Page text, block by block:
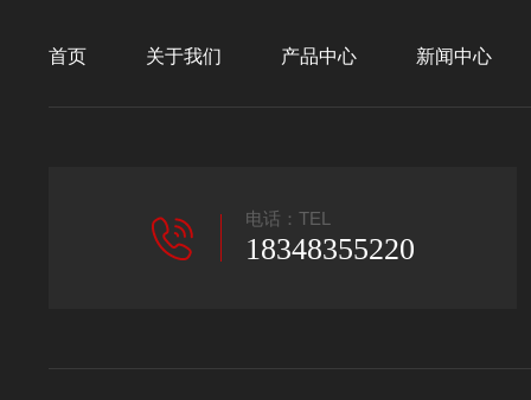
首页 关于我们 产品中心 新闻中心
电话：TEL
18348355220